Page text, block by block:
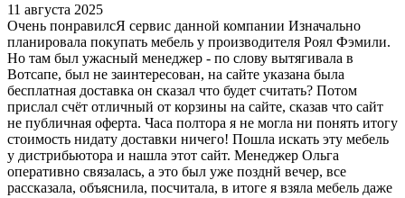
11 августа 2025
Очень понравилсЯ сервис данной компании Изначально
планировала покупать мебель у производителя Роял Фэмили.
Но там был ужасный менеджер - по слову вытягивала в
Вотсапе, был не заинтересован, на сайте указана была
бесплатная доставка он сказал что будет считать? Потом
прислал счёт отличный от корзины на сайте, сказав что сайт
не публичная оферта. Часа полтора я не могла ни понять итогу
стоимость нидату доставки ничего! Пошла искать эту мебель
у дистрибьютора и нашла этот сайт. Менеджер Ольга
оперативно связалась, а это был уже позднй вечер, все
рассказала, объяснила, посчитала, в итоге я взяла мебель даже